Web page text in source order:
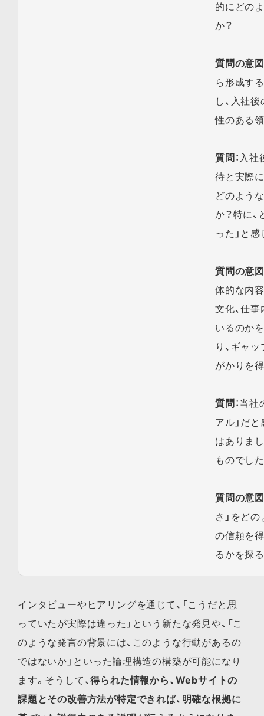
的にどの
か？
質問の意図
ら形成す
し、入社
性のある
質問 ：入
待と実際
どのよう
か？特に
った」と
質問の意図
体的な内
文化、仕
いるのか
り、ギャ
がかりを
質問 ：当
アル」だ
はありま
ものでし
質問の意図
さ」をど
の信頼を
るかを探
インタビューやヒアリングを通じて、「こうだと思
っていたが実際は違った」という新たな発見や、「こ
のような発言の背景には、このような行動があるの
ではないか」といった論理構造の構築が可能になり
ます。そうして、得られた情報から、Webサイトの
課題とその改善方法が特定できれば、明確な根拠に